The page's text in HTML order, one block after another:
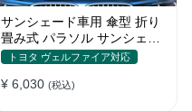
サンシェード車用 傘型 折り
畳み式 パラソル サンシェー
ド 簡単取付 遮光遮熱 車窓日
トヨタ ヴェルファイア対応
¥ 6,030 (税込)